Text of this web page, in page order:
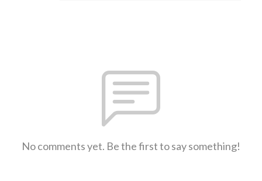
No comments yet. Be the first to say something!